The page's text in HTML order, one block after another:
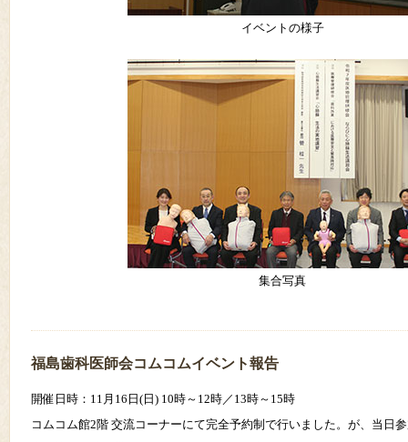
イベントの様子
集合写真
福島歯科医師会コムコムイベント報告
開催日時：11月16日(日) 10時～12時／13時～15時
コムコム館2階 交流コーナーにて完全予約制で行いました。が、当日